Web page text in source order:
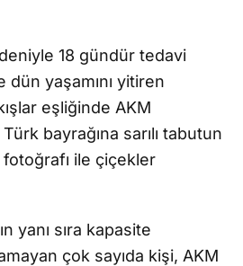
18 gündür tedavi
yaşamını yitiren
eşliğinde AKM
bayrağına sarılı tabutun
ile çiçekler
yanı sıra kapasite
çok sayıda kişi, AKM